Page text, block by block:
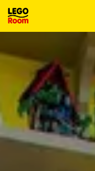
Vers le contenu principal